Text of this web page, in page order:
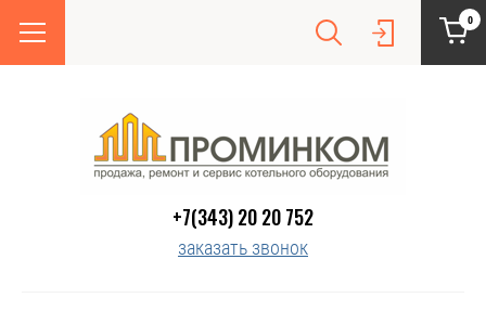
0
+7(343) 20 20 752
заказать звонок